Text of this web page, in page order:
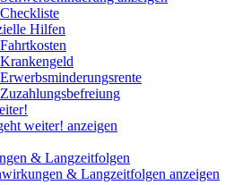
Checkliste
Hilfen
Fahrtkosten
Krankengeld
Erwerbsminderungsrente
Zuzahlungsbefreiung
weiter! anzeigen
& Langzeitfolgen
& Langzeitfolgen anzeigen